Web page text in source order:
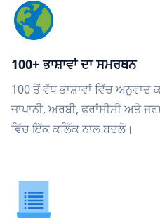
100+ ਭਾਸ਼ਾਵਾਂ ਦਾ ਸਮਰਥਨ
100 ਤੋਂ ਵੱਧ ਭਾਸ਼ਾਵਾਂ ਵਿੱਚ ਅਨੁਵਾਦ
ਜਾਪਾਨੀ, ਅਰਬੀ, ਫਰਾਂਸੀਸੀ ਅਤੇ
ਵਿੱਚ ਇੱਕ ਕਲਿੱਕ ਨਾਲ ਬਦਲੋ।